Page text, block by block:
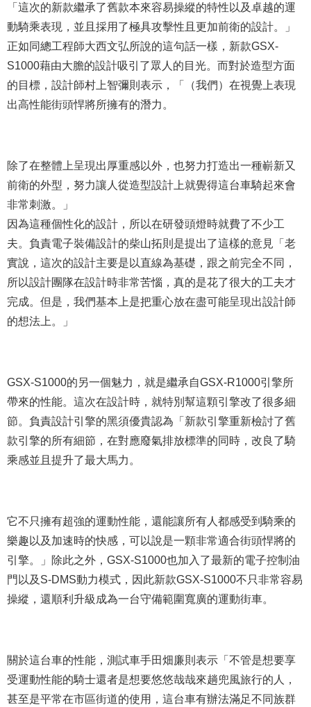
「這次的新款繼承了舊款本來容易操縱的特性以及卓越的運
動騎乘表現，並且採用了極具攻擊性且更加前衛的設計。」
正如同總工程師大西文弘所說的這句話一樣，新款GSX-
S1000藉由大膽的設計吸引了眾人的目光。而對於造型方面
的目標，設計師村上智彌則表示，「（我們）在視覺上表現
出高性能街頭悍將所擁有的潛力。
除了在整體上呈現出厚重感以外，也努力打造出一種嶄新又
前衛的外型，努力讓人從造型設計上就覺得這台車騎起來會
非常刺激。」
因為這種個性化的設計，所以在研發頭燈時就費了不少工
夫。負責電子裝備設計的柴山拓則是提出了這樣的意見「老
實說，這次的設計主要是以直線為基礎，跟之前完全不同，
所以設計團隊在設計時非常苦惱，真的是花了很大的工夫才
完成。但是，我們基本上是把重心放在盡可能呈現出設計師
的想法上。」
GSX-S1000的另一個魅力，就是繼承自GSX-R1000引擎所
帶來的性能。這次在設計時，就特別幫這顆引擎改了很多細
節。負責設計引擎的黑須優貴認為「新款引擎重新檢討了舊
款引擎的所有細節，在對應廢氣排放標準的同時，改良了騎
乘感並且提升了最大馬力。
它不只擁有超強的運動性能，還能讓所有人都感受到騎乘的
樂趣以及加速時的快感，可以說是一顆非常適合街頭悍將的
引擎。」除此之外，GSX-S1000也加入了最新的電子控制油
門以及S-DMS動力模式，因此新款GSX-S1000不只非常容易
操縱，還順利升級成為一台守備範圍寬廣的運動街車。
關於這台車的性能，測試車手田畑廉則表示「不管是想要享
受運動性能的騎士還者是想要悠悠哉哉來趟兜風旅行的人，
甚至是平常在市區街道的使用，這台車有辦法滿足不同族群